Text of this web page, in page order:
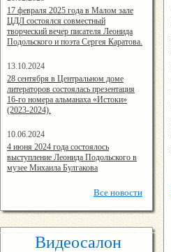
14:24:00
17 февраля 2025 года в Малом зале
ЦДЛ состоялся совместный
творческий вечер писателя Леонида
Подольского и поэта Сергея Каратова.
13.10.2024
14:08:11
28 сентября в Центральном доме
литераторов состоялась презентация
16-го номера альманаха «Истоки»
(2023-2024).
10.06.2024
15:02:44
4 июня 2024 года состоялось
выступление Леонида Подольского в
музее Михаила Булгакова
Все новости
Видеосалон